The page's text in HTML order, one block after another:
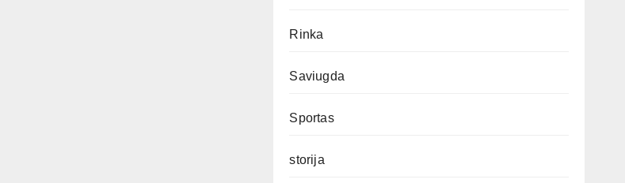
Rinka
Saviugda
Sportas
storija